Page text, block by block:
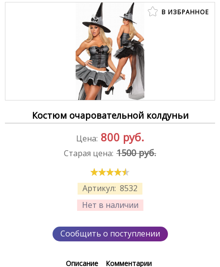
В ИЗБРАННОЕ
Костюм очаровательной колдуньи
Артикул: 8532
Нет в наличии
Цена: 800 руб.
Старая цена: 1500 руб.
Сообщить о поступлении
Описание Комментарии